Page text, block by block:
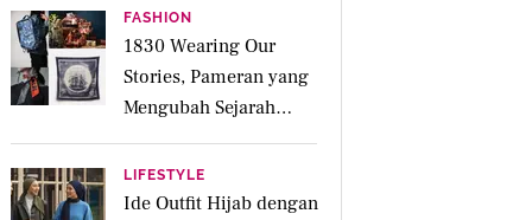
FASHION
1830 Wearing Our
Stories, Pameran yang
Mengubah Sejarah
Menjadi Karya Pakai
LIFESTYLE
Ide Outfit Hijab dengan